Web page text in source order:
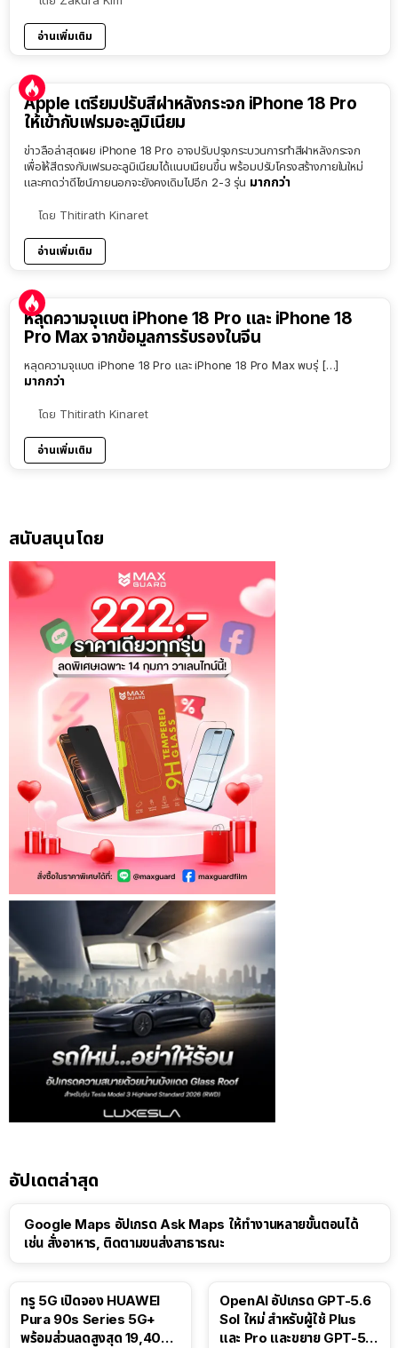
อ่านเพิ่มเติม
Apple เตรียมปรับสีฝาหลังกระจก iPhone 18 Pro
ให้เข้ากับเฟรมอะลูมิเนียม
ข่าวลือล่าสุดเผย iPhone 18 Pro อาจปรับปรุงกระบวนการทำสีฝาหลังกระจก
เพื่อให้สีตรงกับเฟรมอะลูมิเนียมได้แนบเนียนขึ้น พร้อมปรับโครงสร้างภายในใหม่
และคาดว่าดีไซน์ภายนอกจะยังคงเดิมไปอีก 2-3 รุ่น มากกว่า
โดย Thitirath Kinaret
อ่านเพิ่มเติม
หลุดความจุแบต iPhone 18 Pro และ iPhone 18
Pro Max จากข้อมูลการรับรองในจีน
หลุดความจุแบต iPhone 18 Pro และ iPhone 18 Pro Max พบรุ่ […]
มากกว่า
โดย Thitirath Kinaret
อ่านเพิ่มเติม
สนับสนุนโดย
อัปเดตล่าสุด
Google Maps อัปเกรด Ask Maps ให้ทำงานหลายขั้นตอนได้
เช่น สั่งอาหาร, ติดตามขนส่งสาธารณะ
ทรู 5G เปิดจอง HUAWEI
Pura 90s Series 5G+
พร้อมส่วนลดสูงสุด 19,400
OpenAI อัปเกรด GPT-5.6
Sol ใหม่ สำหรับผู้ใช้ Plus
และ Pro และขยาย GPT-5.6